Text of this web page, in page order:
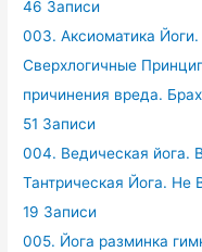
46 Записи
003. Аксиоматика
Сверхлогичные
причинения вреда.
51 Записи
004. Ведическая йога.
Тантрическая Йога. Не
19 Записи
005. Йога разминка